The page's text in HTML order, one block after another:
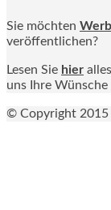
Sie möchten
veröffentlichen?
Lesen Sie hier
uns Ihre Wünsche
© Copyright 2015